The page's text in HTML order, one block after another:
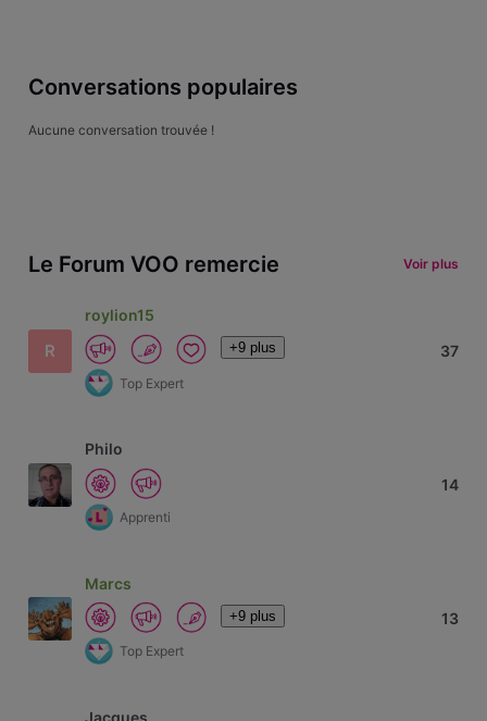
Conversations populaires
Aucune conversation trouvée !
Le Forum VOO remercie Voir plus
R
roylion15
+9 plus
Top Expert
37
Philo
Apprenti
14
Marcs
+9 plus
Top Expert
13
Jacques